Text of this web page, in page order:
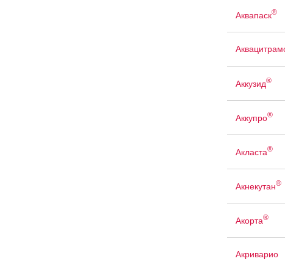
Аквапаск®
Аккузид®
Аккупро®
Акласта®
Акнекутан®
Акорта®
Акриварио